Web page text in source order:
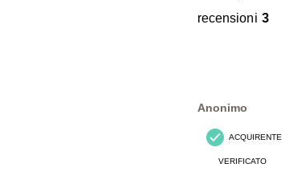
recensioni 3
Anonimo
ACQUIRENTE
VERIFICATO